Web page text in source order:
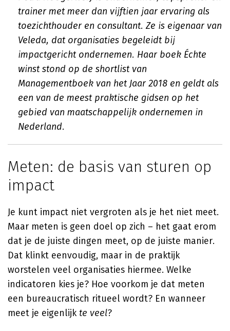
trainer met meer dan vijftien jaar ervaring als
toezichthouder en consultant. Ze is eigenaar van
Veleda, dat organisaties begeleidt bij
impactgericht ondernemen. Haar boek Échte
winststond op de shortlist van
Managementboek van het Jaar 2018 en geldt als
een van de meest praktische gidsen op het
gebied van maatschappelijk ondernemen in
Nederland.
Meten: de basis van sturen op
impact
Je kunt impact niet vergroten als je het niet meet.
Maar meten is geen doel op zich – het gaat erom
dat je de juiste dingen meet, op de juiste manier.
Dat klinkt eenvoudig, maar in de praktijk
worstelen veel organisaties hiermee. Welke
indicatoren kies je? Hoe voorkom je dat meten
een bureaucratisch ritueel wordt? En wanneer
meet je eigenlijkte veel?